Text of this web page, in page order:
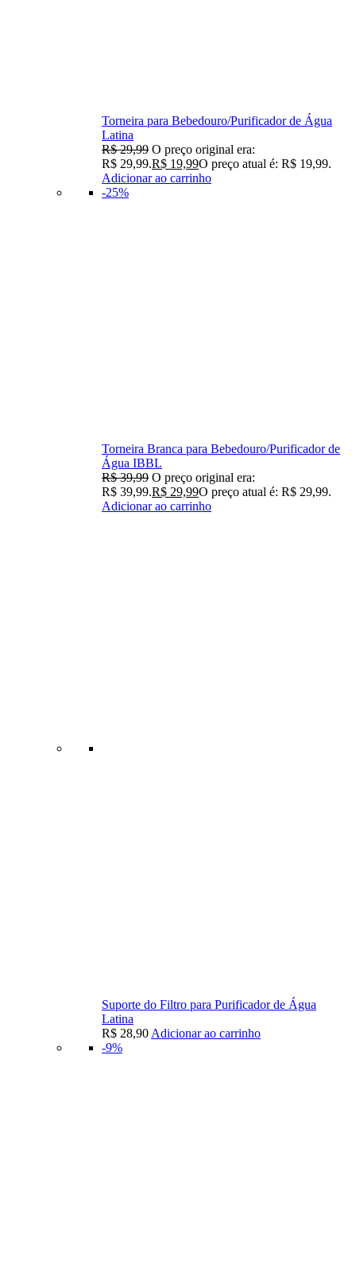
Torneira para Bebedouro/Purificador de Água
Latina
R$29,99 O preço original era:
R$ 29,99.R$ 19,99O preço atual é: R$ 19,99.
Adicionar ao carrinho
-25%
Torneira Branca para Bebedouro/Purificador de
Água IBBL
R$39,99 O preço original era:
R$ 39,99.R$ 29,99O preço atual é: R$ 29,99.
Adicionar ao carrinho
Suporte do Filtro para Purificador de Água
Latina
R$ 28,90 Adicionar ao carrinho
-9%